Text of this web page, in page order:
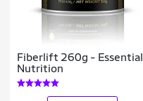
Fiberlift 260g - Essential
Nutrition